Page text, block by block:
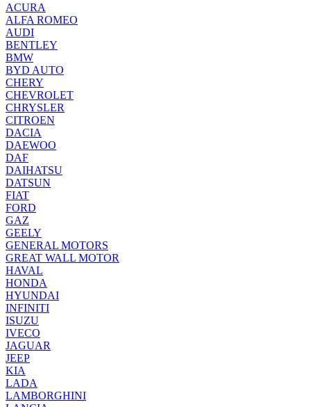
ACURA
ALFA ROMEO
AUDI
BENTLEY
BMW
BYD AUTO
CHERY
CHEVROLET
CHRYSLER
CITROEN
DACIA
DAEWOO
DAF
DAIHATSU
DATSUN
FIAT
FORD
GAZ
GEELY
GENERAL MOTORS
GREAT WALL MOTOR
HAVAL
HONDA
HYUNDAI
INFINITI
ISUZU
IVECO
JAGUAR
JEEP
KIA
LADA
LAMBORGHINI